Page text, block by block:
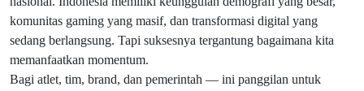
komunitas gaming yang masif, dan transformasi digital yang
sedang berlangsung. Tapi suksesnya tergantung bagaimana kita
memanfaatkan momentum.
Bagi atlet, tim, brand, dan pemerintah — ini panggilan untuk